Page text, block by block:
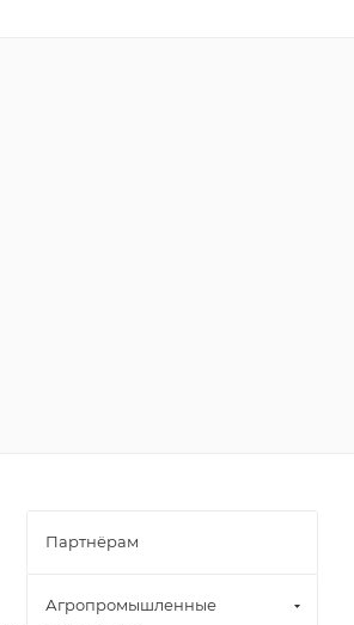
Партнёрам
Агропромышленные